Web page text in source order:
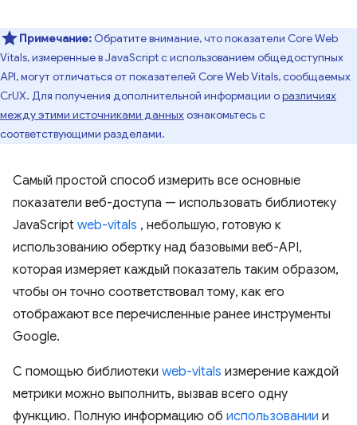
Примечание: Обратите внимание, что показатели Core Web
Vitals, измеренные в JavaScript с использованием общедоступных
API, могут отличаться от показателей Core Web Vitals, сообщаемых
CrUX. Для получения дополнительной информации оразличиях
между этими источниками данныхознакомьтесь с
соответствующими разделами.
Самый простой способ измерить все основные
показатели веб-доступа — использовать библиотеку
JavaScript web-vitals , небольшую, готовую к
использованию обертку над базовыми веб-API,
которая измеряет каждый показатель таким образом,
чтобы он точно соответствовал тому, как его
отображают все перечисленные ранее инструменты
Google.
С помощью библиотеки web-vitals измерение каждой
метрики можно выполнить, вызвав всего одну
функцию. Полную информацию об использовании и